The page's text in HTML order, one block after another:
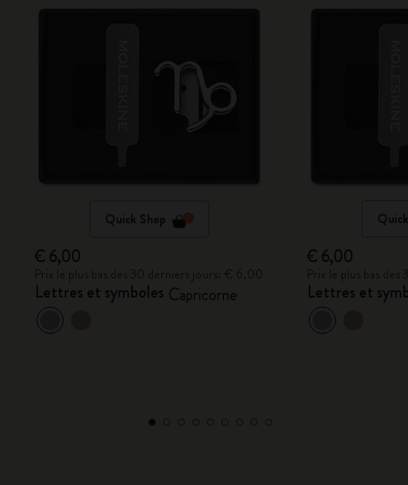
Quick Shop
€ 6,00
Lettres et symboles Capricorne
€ 6,00
Lettres et